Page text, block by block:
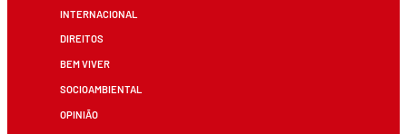
INTERNACIONAL
DIREITOS
BEM VIVER
SOCIOAMBIENTAL
OPINIÃO